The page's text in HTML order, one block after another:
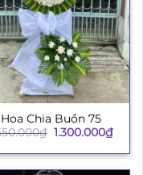
Hoa Chia Buồn 75
₫ Giá
là:
1.300.000₫Giá
hiện
tại